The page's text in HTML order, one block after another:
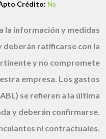
Crédito: No
la información y medidas
ratificarse con la
y no compromete
empresa. Los gastos
se refieren a la última
y deberán confirmarse.
ni contractuales.